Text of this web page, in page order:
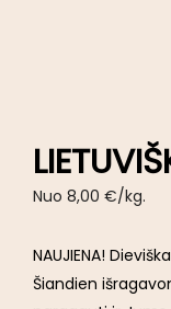
Nuo 8,00 €/kg.
NAUJIENA!
Šiandien